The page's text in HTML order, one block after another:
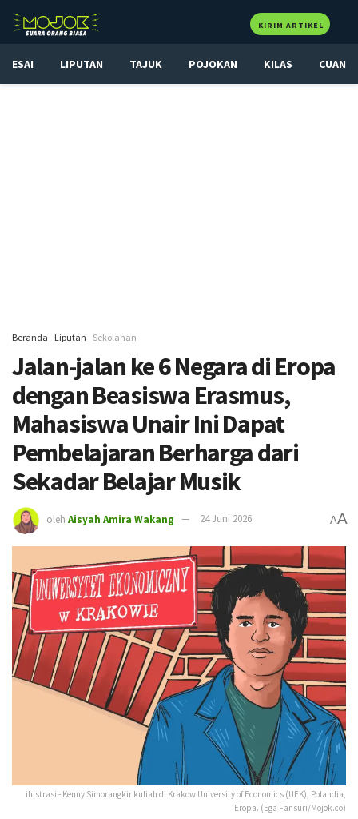
KIRIM ARTIKEL
ESAI LIPUTAN TAJUK POJOKAN KILAS CUAN
Beranda Liputan Sekolahan
Jalan-jalan ke 6 Negara di Eropa
dengan Beasiswa Erasmus,
Mahasiswa Unair Ini Dapat
Pembelajaran Berharga dari
Sekadar Belajar Musik
oleh Aisyah Amira Wakang 24 Juni 2026 AA
ilustrasi - Kenny Simorangkir kuliah di Krakow University of Economics (UEK), Polandia,
Eropa. (Ega Fansuri/Mojok.co)